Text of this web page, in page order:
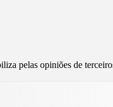
pelas opiniões de